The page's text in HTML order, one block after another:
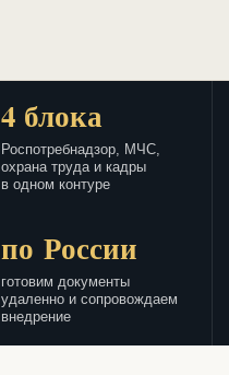
4 блока
Роспотребнадзор, МЧС,
охрана труда и кадры
в одном контуре
по России
готовим документы
удаленно и сопровождаем
внедрение